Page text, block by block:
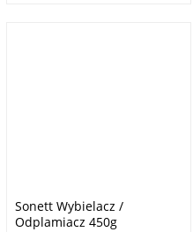
Sonett Wybielacz /
Odplamiacz 450g